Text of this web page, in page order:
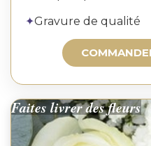
✦Gravure de qualité
Faites livrer des fleurs